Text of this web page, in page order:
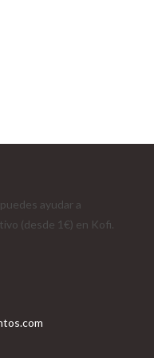
ayudar a
(desde 1€) en Kofi.